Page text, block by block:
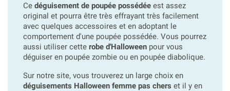
Ce déguisement de poupée possédée est assez
original et pourra être très effrayant très facilement
avec quelques accessoires et en adoptant le
comportement d'une poupée possédée. Vous pourrez
aussi utiliser cette robe d'Halloween pour vous
déguiser en poupée zombie ou en poupée diabolique.
Sur notre site, vous trouverez un large choix en
déguisements Halloween femme pas chers et il y en